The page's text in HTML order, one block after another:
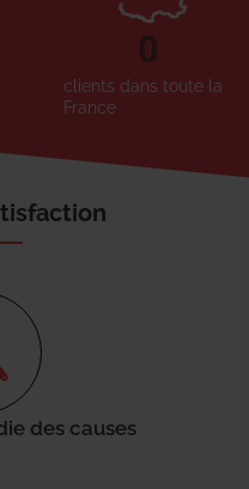
clients dans toute la
France
0
des causes